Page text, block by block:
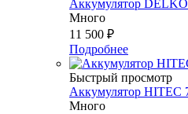
Аккумулятор
Много
11 500 ₽
Подробнее
Быстрый просмотр
Аккумулятор HITEC
Много